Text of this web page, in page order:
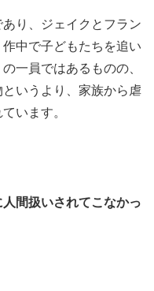
り、ジェイクとフラン
中で子どもたちを追い
一員ではあるものの、
いうより、家族から虐
います。
間扱いされてこなかっ